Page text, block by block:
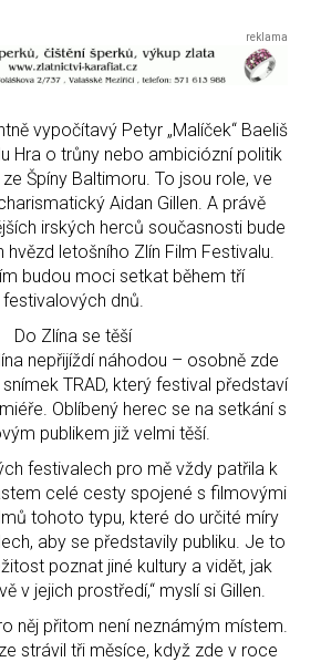
vypočítavý Petyr „Malíček“ Baeliš
Hra o trůny nebo ambiciózní politik
Špíny Baltimoru. To jsou role, ve
Aidan Gillen. A právě
irských herců současnosti bude
hvězd letošního Zlín Film Festivalu.
budou moci setkat během tří
festivalových dnů.
Do Zlína se těší
nepřijíždí náhodou – osobně zde
TRAD, který festival představí
Oblíbený herec se na setkání s
publikem již velmi těší.
festivalech pro mě vždy patřila k
celé cesty spojené s filmovými
tohoto typu, které do určité míry
aby se představily publiku. Je to
poznat jiné kultury a vidět, jak
v jejich prostředí,“ myslí si Gillen.
něj přitom není neznámým místem.
strávil tři měsíce, když zde v roce